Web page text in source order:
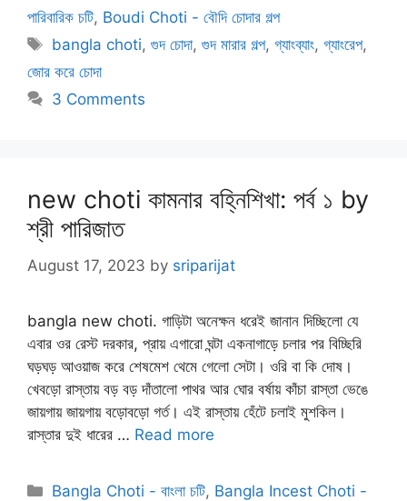
পারিবারিক চটি, Boudi Choti - বৌদি চোদার গল্প
Tags
bangla choti,গুদ চোদা,গুদ মারার গল্প,গ্যাংব্যাং,গ্যাংরেপ,
জোর করে চোদা
3 Comments
new choti কামনার বহ্নিশিখা: পর্ব ১ by
শ্রী পারিজাত
August 17, 2023 by sriparijat
bangla new choti. গাড়িটা অনেক্ষন ধরেই জানান দিচ্ছিলো যে
এবার ওর রেস্ট দরকার, প্রায় এগারো ঘন্টা একনাগাড়ে চলার পর বিচ্ছিরি
ঘড়ঘড় আওয়াজ করে শেষমেশ থেমে গেলো সেটা। ওরি বা কি দোষ।
খেবড়ো রাস্তায় বড় বড় দাঁতালো পাথর আর ঘোর বর্ষায় কাঁচা রাস্তা ভেঙে
জায়গায় জায়গায় বড়োবড়ো গর্ত। এই রাস্তায় হেঁটে চলাই মুশকিল।
রাস্তার দুই ধারের … Read more
Categories
Bangla Choti - বাংলা চটি, Bangla Incest Choti -